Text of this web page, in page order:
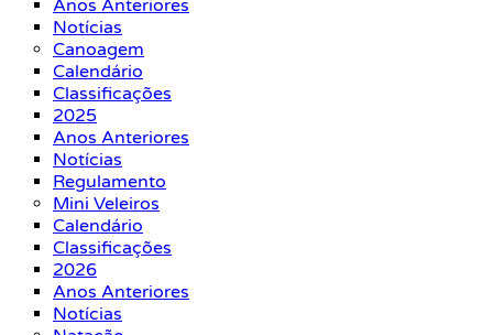
Anos Anteriores
Notícias
Canoagem
Calendário
Classificações
2025
Anos Anteriores
Notícias
Regulamento
Mini Veleiros
Calendário
Classificações
2026
Anos Anteriores
Notícias